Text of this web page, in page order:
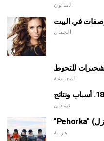
القانون
في البيت
الجمال
المعايشة
تشكيل
هواية